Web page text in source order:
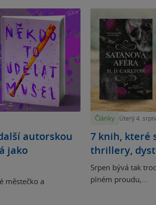
autorskou
jako
městečko a
Články Úterý 4.
7 knih, které
thrillery,
Srpen bývá tak
plném proudu,...